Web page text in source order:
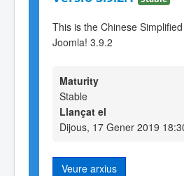
This is the Chinese
Joomla! 3.9.2
Maturity
Stable
Llançat el
Dijous, 17 Gener 2019
Veure arxius